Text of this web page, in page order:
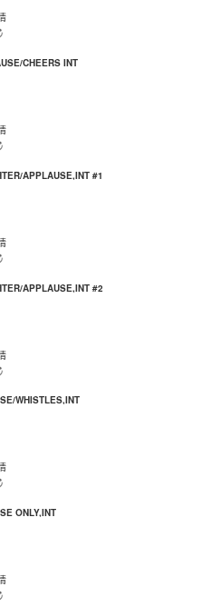
CHEERS INT
APPLAUSE,INT #1
APPLAUSE,INT #2
WHISTLES,INT
ONLY,INT